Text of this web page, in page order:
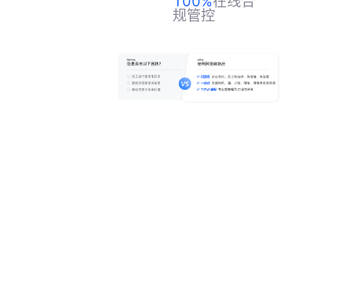
规管控